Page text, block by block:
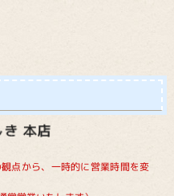
点から、一時的に営業時間を変